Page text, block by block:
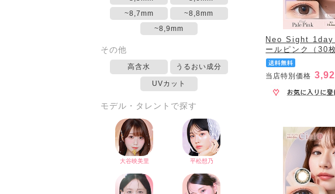
~8,7mm
~8,8mm
~8,9mm
その他
高含水 うるおい成分
UVカット
モデル・タレントで探す
Neo Sight
ールピンク（30
当店特別価格